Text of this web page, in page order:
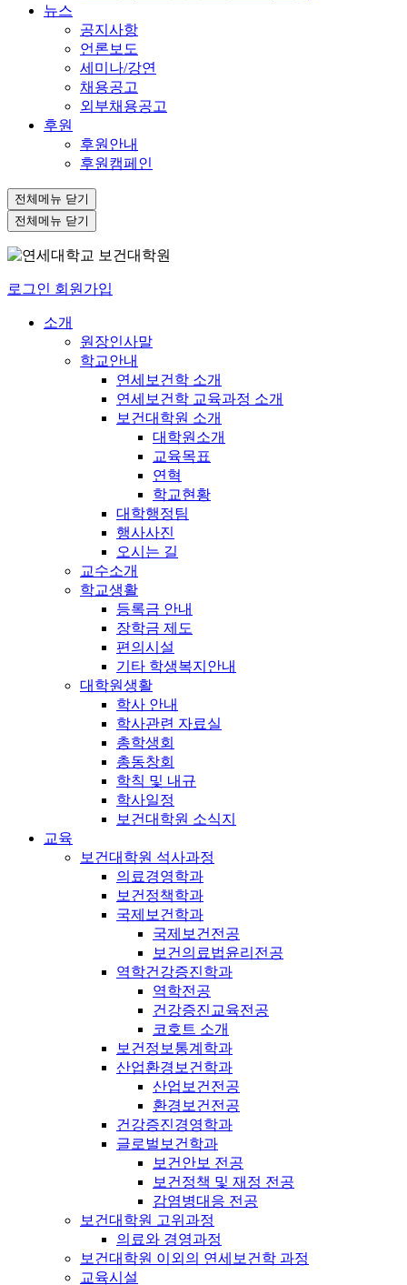
뉴스
공지사항
언론보도
세미나/강연
채용공고
외부채용공고
후원
후원안내
후원캠페인
전체메뉴 닫기
전체메뉴 닫기
로그인 회원가입
소개
원장인사말
학교안내
연세보건학 소개
연세보건학 교육과정 소개
보건대학원 소개
대학원소개
교육목표
연혁
학교현황
대학행정팀
행사사진
오시는 길
교수소개
학교생활
등록금 안내
장학금 제도
편의시설
기타 학생복지안내
대학원생활
학사 안내
학사관련 자료실
총학생회
총동창회
학칙 및 내규
학사일정
보건대학원 소식지
교육
보건대학원 석사과정
의료경영학과
보건정책학과
국제보건학과
국제보건전공
보건의료법윤리전공
역학건강증진학과
역학전공
건강증진교육전공
코호트 소개
보건정보통계학과
산업환경보건학과
산업보건전공
환경보건전공
건강증진경영학과
글로벌보건학과
보건안보 전공
보건정책 및 재정 전공
감염병대응 전공
보건대학원 고위과정
의료와 경영과정
보건대학원 이외의 연세보건학 과정
교육시설